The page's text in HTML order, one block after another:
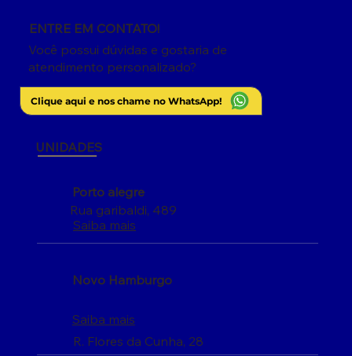
Você possui dúvidas e gostaria de
atendimento personalizado?
ENTRE EM CONTATO!
Clique aqui e nos chame no WhatsApp!
UNIDADES
Porto alegre
Saiba mais
Rua garibaldi, 489
Novo Hamburgo
R. Flores da Cunha, 28
Saiba mais